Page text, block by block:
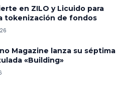
en ZILO y Licuido para
tokenización de fondos
Magazine lanza su séptima
«Building»